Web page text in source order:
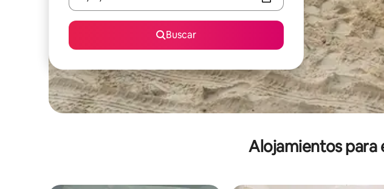
Buscar
Alojamientos para